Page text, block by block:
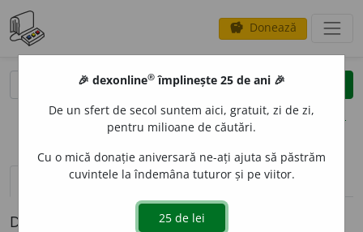
savings Donează
clear
opțiuni
definiții (1)
Definiția cu ID-ul 1328607:
🎉 dexonline® împlinește 25 de ani 🎉
De un sfert de secol suntem aici, gratuit, zi de zi,
pentru milioane de căutări.
Cu o mică donație aniversară ne-ați ajuta să păstrăm
cuvintele la îndemâna tuturor și pe viitor.